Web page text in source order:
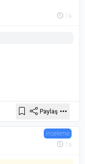
1a
Paylaş
İnceleme
1a